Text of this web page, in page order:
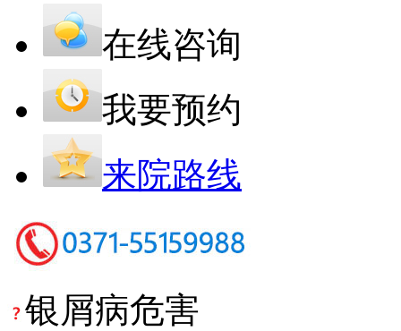
在线咨询
我要预约
来院路线
银屑病危害